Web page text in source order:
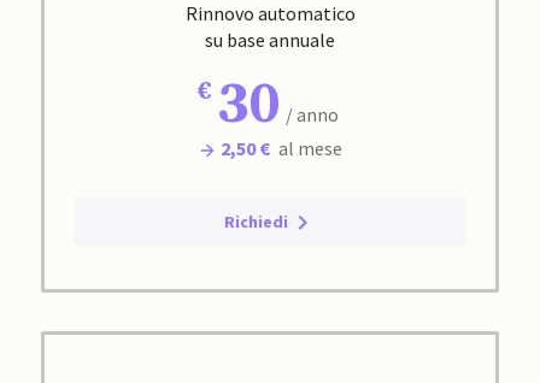
Rinnovo automatico
su base annuale
30 / anno
2,50 € al mese
Richiedi